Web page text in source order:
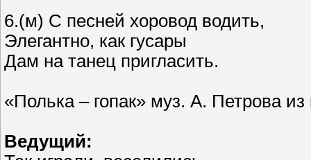
6.(м) С песней хоровод водить,
Элегантно, как гусары
Дам на танец пригласить.
«Полька – гопак» муз. А. Петрова
Ведущий: